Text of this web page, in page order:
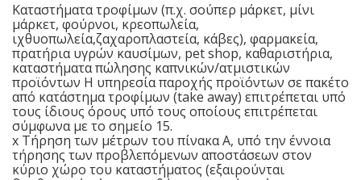
Καταστήματα τροφίμων (π.χ. σούπερ μάρκετ, μίνι
μάρκετ, φούρνοι, κρεοπωλεία,
ιχθυοπωλεία,ζαχαροπλαστεία, κάβες), φαρμακεία,
πρατήρια υγρών καυσίμων, pet shop, καθαριστήρια,
καταστήματα πώλησης καπνικών/ατμιστικών
προϊόντων Η υπηρεσία παροχής προϊόντων σε πακέτο
από κατάστημα τροφίμων (take away) επιτρέπεται υπό
τους ίδιους όρους υπό τους οποίους επιτρέπεται
σύμφωνα με το σημείο 15.
x Τήρηση των μέτρων του πίνακα Α, υπό την έννοια
τήρησης των προβλεπόμενων αποστάσεων στον
κύριο χώρο του καταστήματος (εξαιρούνται